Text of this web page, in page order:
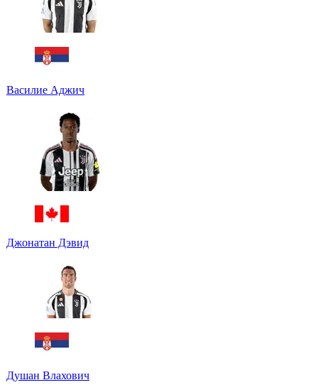
Василие Аджич
Джонатан Дэвид
Душан Влахович